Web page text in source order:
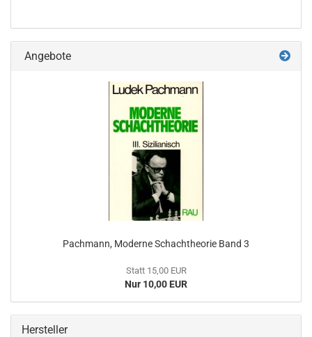
Angebote
Pachmann, Moderne Schachtheorie Band 3
Statt 15,00 EUR
Nur 10,00 EUR
Hersteller